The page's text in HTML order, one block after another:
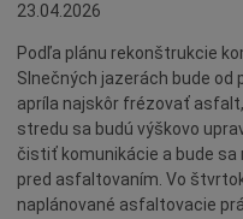
23.04.2026
Podľa plánu rekonštrukcie
Slnečných jazerách bude od
apríla najskôr frézovať
stredu sa budú výškovo
čistiť komunikácie a bude sa
pred asfaltovaním. Vo
naplánované asfaltovacie